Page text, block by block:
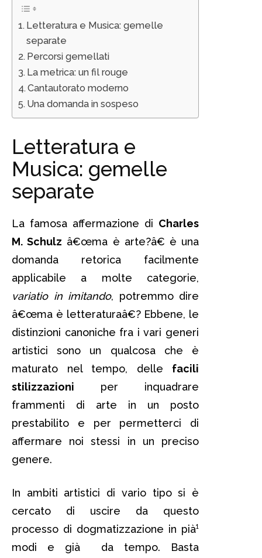
Letteratura e Musica: gemelle
separate
Percorsi gemellati
La metrica: un fil rouge
Cantautorato moderno
Una domanda in sospeso
Letteratura e
Musica: gemelle
separate
La famosa affermazione di Charles
M. Schulz â€œma è arte?â€ è una
domanda retorica facilmente
applicabile a molte categorie,
variatio in imitando, potremmo dire
â€œma è letteraturaâ€? Ebbene, le
distinzioni canoniche fra i vari generi
artistici sono un qualcosa che è
maturato nel tempo, delle facili
stilizzazioni per inquadrare
frammenti di arte in un posto
prestabilito e per permetterci di
affermare noi stessi in un preciso
genere.
In ambiti artistici di vario tipo si è
cercato di uscire da questo
processo di dogmatizzazione in pià¹
modi e già da tempo. Basta